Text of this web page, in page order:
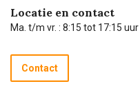
Hulp op afstand
Technische dienst
Recycle programma
Betalen
Carel de podcast
Locatie en contact
Ma. t/m vr. : 8:15 tot 17:15 uur
Contact